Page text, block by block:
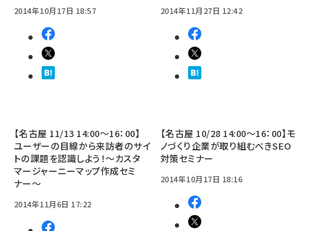
2014年10月17日 18:57 2014年11月27日 12:42
【名古屋 11/13 14:00～16：00】
ユーザーの目線から来訪者のサイ
トの課題を認識しよう！～カスタ
マージャーニーマップ作成セミ
ナー～
2014年11月6日 17:22
【名古屋 10/28 14:00～16：00】モ
ノづくり企業が取り組むべきSEO
対策セミナー
2014年10月17日 18:16